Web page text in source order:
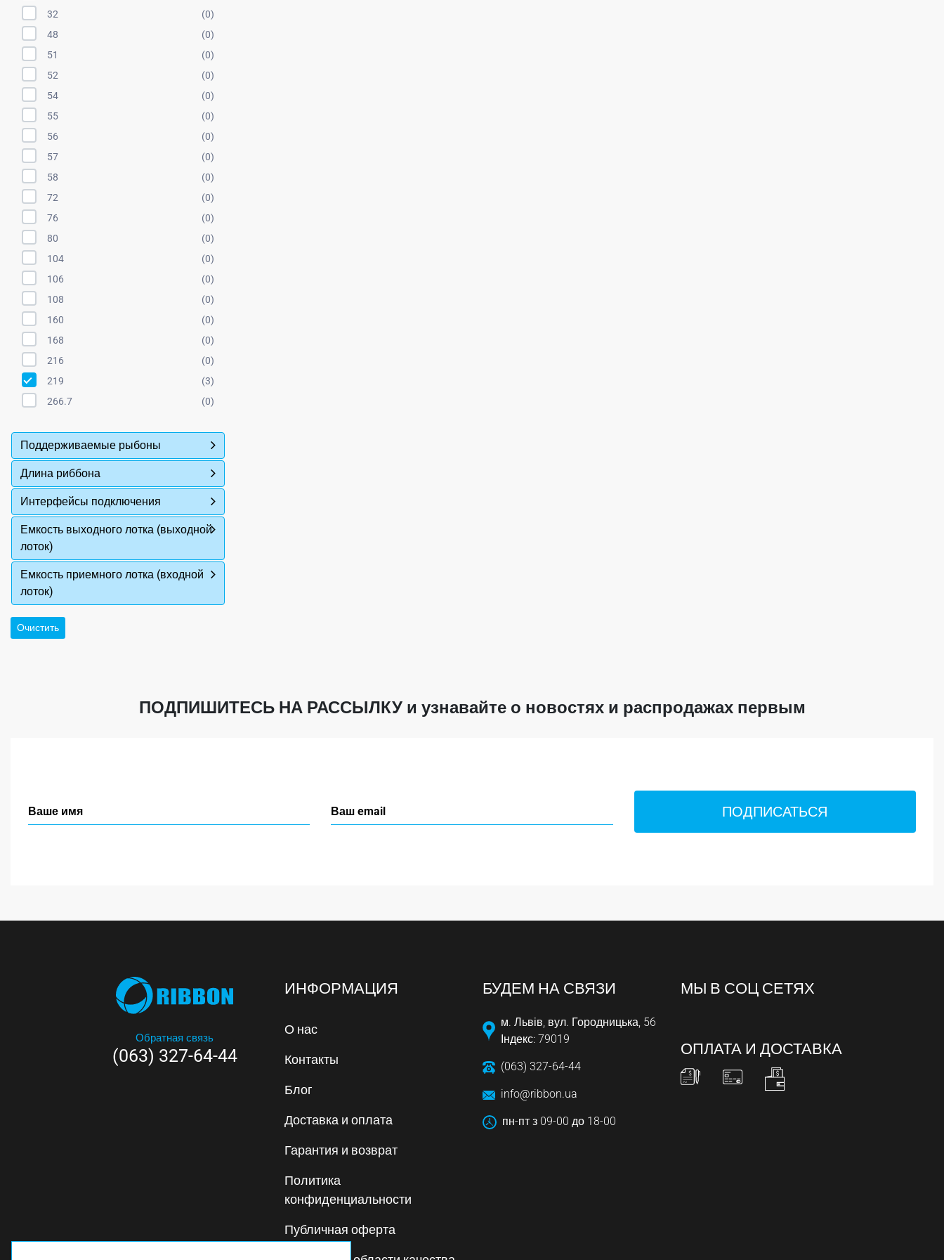
32
(0)
48
(0)
51
(0)
52
(0)
54
(0)
55
(0)
56
(0)
57
(0)
58
(0)
72
(0)
76
(0)
80
(0)
104
(0)
106
(0)
108
(0)
160
(0)
168
(0)
216
(0)
219
(3)
266.7
(0)
Поддерживаемые рыбоны
Длина риббона
Интерфейсы подключения
Емкость выходного лотка (выходной
лоток)
Емкость приемного лотка (входной
лоток)
Очистить
ПОДПИШИТЕСЬ НА РАССЫЛКУи узнавайте о новостях и распродажах первым
ПОДПИСАТЬСЯ
Обратная связь
(063) 327-64-44
ИНФОРМАЦИЯ
О нас
Контакты
Блог
Доставка и оплата
Гарантия и возврат
Политика
конфиденциальности
Публичная оферта
БУДЕМ НА СВЯЗИ
м. Львів, вул. Городницька, 56
Індекс: 79019
(063) 327-64-44
info@ribbon.ua
пн-пт з 09-00 до 18-00
МЫ В СОЦ СЕТЯХ
ОПЛАТА И ДОСТАВКА